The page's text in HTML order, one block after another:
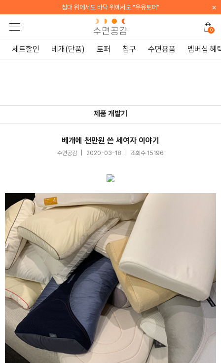
침대 위에서도 바닥 위에서도 "우유토퍼"
0
세트할인 베개(단품) 토퍼 침구 수면용품 멤버십 혜
제품 개발기
베개에 천만원 쓴 세여자 이야기
수면공감 2020-03-18 조회수 15196